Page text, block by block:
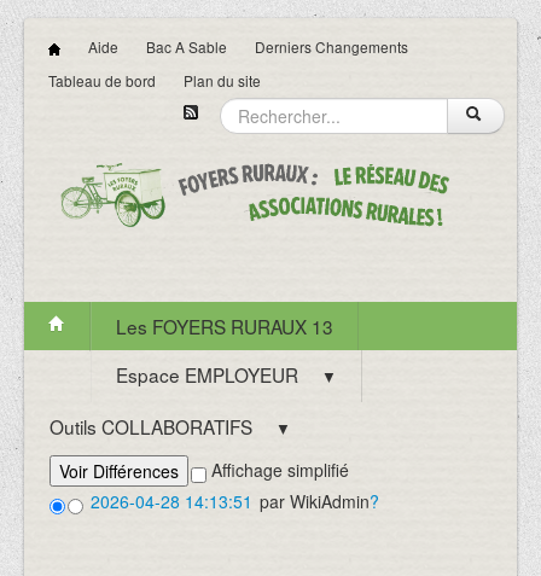
Aide Bac A Sable
Derniers Changements
Tableau de bord
Plan du site
Les FOYERS RURAUX 13
Espace EMPLOYEUR
▼
Outils COLLABORATIFS ▼
Affichage simplifié
2026-04-28 14:13:51 par WikiAdmin?